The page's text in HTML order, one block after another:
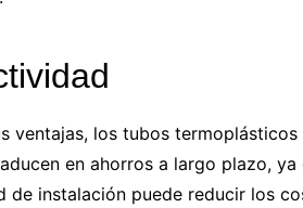
ventajas, los tubos
en ahorros a largo plazo,
de instalación puede reducir los